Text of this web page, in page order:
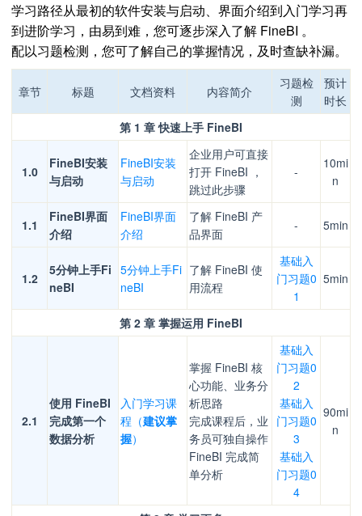
学习路径从最初的软件安装与启动、界面介绍到入门学习再
到进阶学习，由易到难，您可逐步深入了解 FineBI 。
配以习题检测，您可了解自己的掌握情况，及时查缺补漏。
章节 标题 文档资料 内容简介
习题检
测
预计
时长
第 1 章 快速上手 FineBI
1.0
FineBI安装
与启动
FineBI安装
与启动
企业用户可直接
打开 FineBI ，
跳过此步骤
-
10mi
n
1.1
FineBI界面
介绍
FineBI界面
介绍
了解 FineBI 产
品界面
- 5min
1.2
5分钟上手Fi
neBI
5分钟上手Fi
neBI
了解 FineBI 使
用流程
基础入
门习题0
1
5min
第 2 章 掌握运用 FineBI
2.1
使用 FineBI
完成第一个
数据分析
入门学习课
程（建议掌
握）
掌握 FineBI 核
心功能、业务分
析思路
完成课程后，业
务员可独自操作
FineBI 完成简
单分析
基础入
门习题0
2
基础入
门习题0
3
基础入
门习题0
4
90mi
n